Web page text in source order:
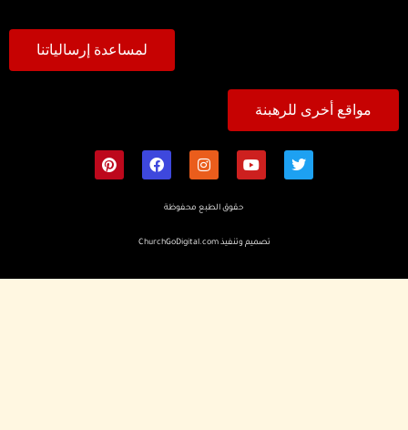
لمساعدة إرسالياتنا
مواقع أخرى للرهبنة
حقوق الطبع محفوظة
تصميم وتنفيذChurchGoDigital.com